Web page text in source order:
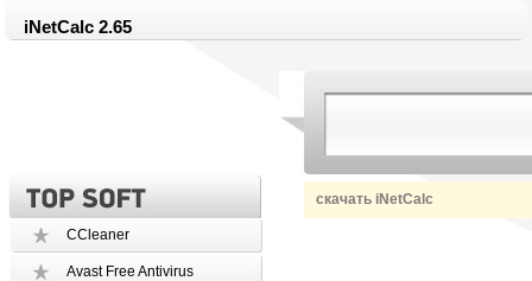
iNetCalc 2.65
скачать iNetCalc
CCleaner
Avast Free Antivirus